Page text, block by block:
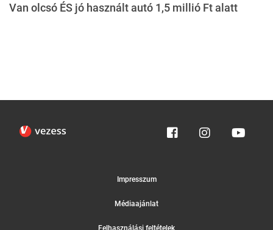
Van olcsó ÉS jó használt autó 1,5 millió Ft alatt
Impresszum
Médiaajánlat
Felhasználási feltételek